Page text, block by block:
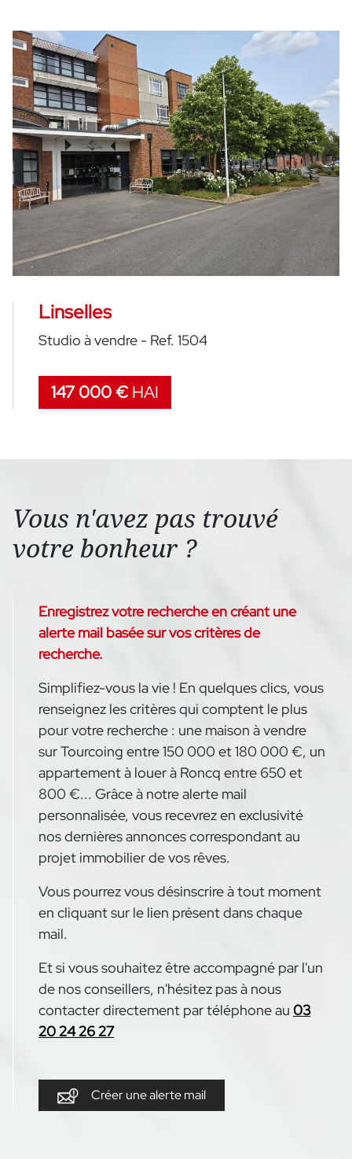
Linselles
Studio à vendre - Ref. 1504
147 000 €HAI
Vous n'avez pas trouvé
votre bonheur ?
Enregistrez votre recherche en créant une
alerte mail basée sur vos critères de
recherche.
Simplifiez-vous la vie ! En quelques clics, vous
renseignez les critères qui comptent le plus
pour votre recherche : une maison à vendre
sur Tourcoing entre 150 000 et 180 000 €, un
appartement à louer à Roncq entre 650 et
800 €... Grâce à notre alerte mail
personnalisée, vous recevrez en exclusivité
nos dernières annonces correspondant au
projet immobilier de vos rêves.
Vous pourrez vous désinscrire à tout moment
en cliquant sur le lien présent dans chaque
mail.
Et si vous souhaitez être accompagné par l'un
de nos conseillers, n'hésitez pas à nous
contacter directement par téléphone au 03
20 24 26 27
Créer une alerte mail